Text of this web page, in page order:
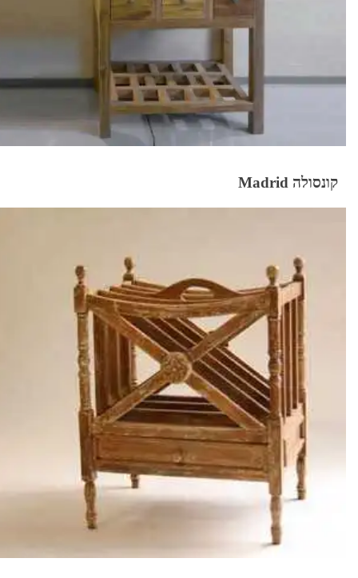
קונסולה Madrid